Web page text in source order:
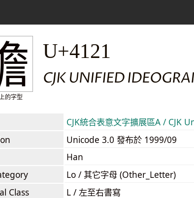
的字型
U+4121
CJK UNIFIED
CJK統合表意文字擴展區A /
Unicode 3.0 發布於 1999/09
Han
Lo / 其它字母 (Other_Letter)
Class
L / 左至右書寫